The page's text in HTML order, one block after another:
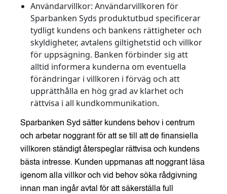
Användarvillkor: Användarvillkoren för
Sparbanken Syds produktutbud specificerar
tydligt kundens och bankens rättigheter och
skyldigheter, avtalens giltighetstid och villkor
för uppsägning. Banken förbinder sig att
alltid informera kunderna om eventuella
förändringar i villkoren i förväg och att
upprätthålla en hög grad av klarhet och
rättvisa i all kundkommunikation.
Sparbanken Syd sätter kundens behov i centrum
och arbetar noggrant för att se till att de finansiella
villkoren ständigt återspeglar rättvisa och kundens
bästa intresse. Kunden uppmanas att noggrant läsa
igenom alla villkor och vid behov söka rådgivning
innan man ingår avtal för att säkerställa full